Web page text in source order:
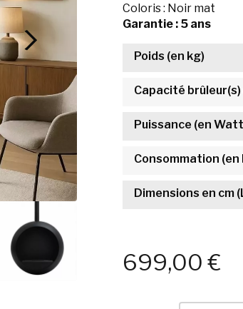
Coloris : Noir mat
Garantie : 5 ans
Poids (en kg)
Capacité brûleur(s)
Puissance (en
Consommation (en
Dimensions en cm
699,00 €